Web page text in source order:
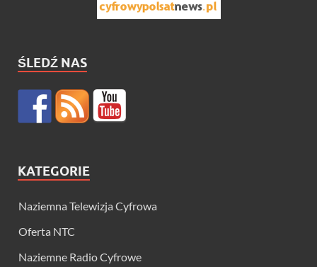
ŚLEDŹ NAS
KATEGORIE
Naziemna Telewizja Cyfrowa
Oferta NTC
Naziemne Radio Cyfrowe